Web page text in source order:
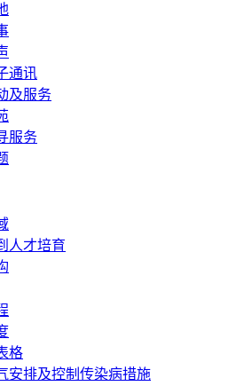
通讯
及服务
服务
人才培育
格
安排及控制传染病措施